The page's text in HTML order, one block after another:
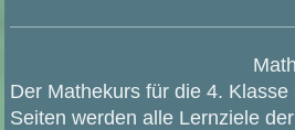
Der Mathekurs für die 4. Klasse
Seiten werden alle Lernziele